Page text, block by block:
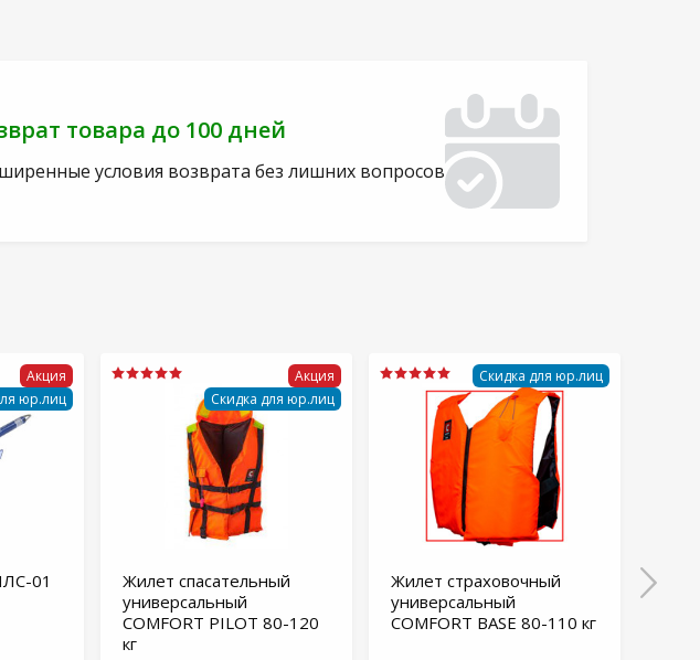
товара до 100 дней
условия возврата без лишних вопросов
Акция
юр.лиц
01
Акция
Скидка для юр.лиц
Жилет спасательный
универсальный
COMFORT PILOT 80-120
кг
Скидка для юр.лиц
Жилет страховочный
универсальный
COMFORT BASE 80-110 кг